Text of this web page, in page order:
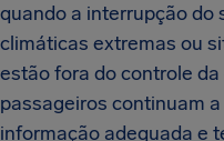
quando a interrupção do
climáticas extremas ou
estão fora do controle
passageiros continuam
informação adequada e